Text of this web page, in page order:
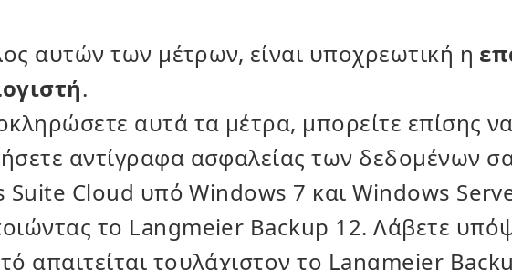
αυτών των μέτρων, είναι υποχρεωτική η
.
αυτά τα μέτρα, μπορείτε επίσης να
αντίγραφα ασφαλείας των δεδομένων
Suite Cloud υπό Windows 7 καιWindows
το Langmeier Backup 12. Λάβετε
απαιτείται τουλάχιστον το Langmeier